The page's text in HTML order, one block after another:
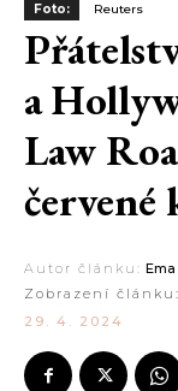
Foto: Reuters
a
Law
červené
Autor článku:
Zobrazení článku:
29. 4. 2024